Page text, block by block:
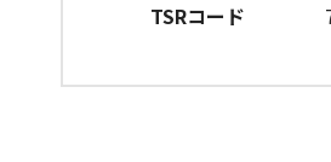
TSRコード